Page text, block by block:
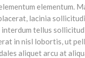
elementum.
lacinia
interdum tellus
in nisl lobortis, ut
aliquet arcu at